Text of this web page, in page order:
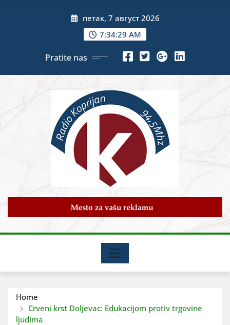
петак, 7 август 2026
7:34:31 AM
Pratite nas
Home
Crveni krst Doljevac: Edukacijom protiv trgovine
ljudima